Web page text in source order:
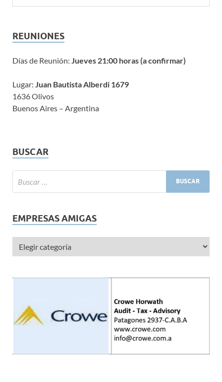
REUNIONES
Días de Reunión: Jueves 21:00 horas (a confirmar)
Lugar: Juan Bautista Alberdi 1679
1636 Olivos
Buenos Aires – Argentina
BUSCAR
EMPRESAS AMIGAS